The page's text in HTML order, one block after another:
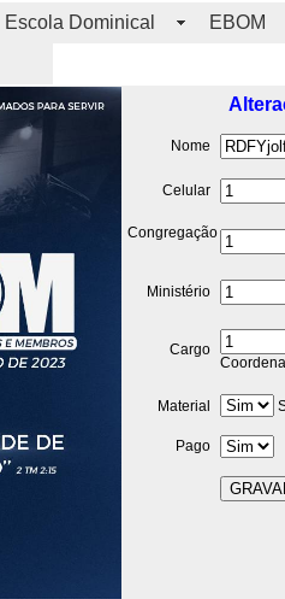
Escola Dominical
EBOM
Nome
Celular
Congregação
Ministério
Cargo
Material
Pago